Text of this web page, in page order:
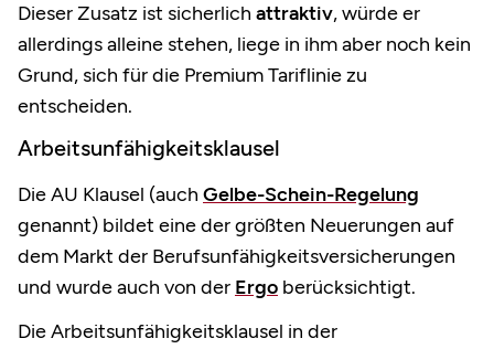
Dieser Zusatz ist sicherlich attraktiv, würde er
allerdings alleine stehen, liege in ihm aber noch kein
Grund, sich für die Premium Tariflinie zu
entscheiden.
Arbeitsunfähigkeitsklausel
Die AU Klausel (auch Gelbe-Schein-Regelung
genannt) bildet eine der größten Neuerungen auf
dem Markt der Berufsunfähigkeitsversicherungen
und wurde auch von der Ergo berücksichtigt.
Die Arbeitsunfähigkeitsklausel in der